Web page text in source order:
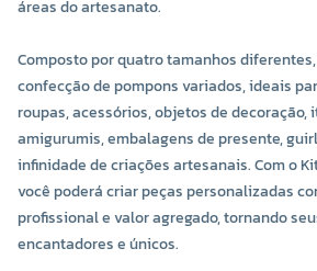
áreas do artesanato.
Composto por quatro tamanhos
confecção de pompons variados, ideais
roupas, acessórios, objetos de
amigurumis, embalagens de presente,
infinidade de criações artesanais. Com o
você poderá criar peças personalizadas
profissional e valor agregado, tornando
encantadores e únicos.